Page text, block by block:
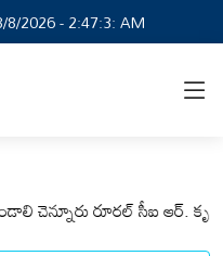
8/2026 - 2:47:4: AM
రూరల్ సీఐ ఆర్. కృష్ణ